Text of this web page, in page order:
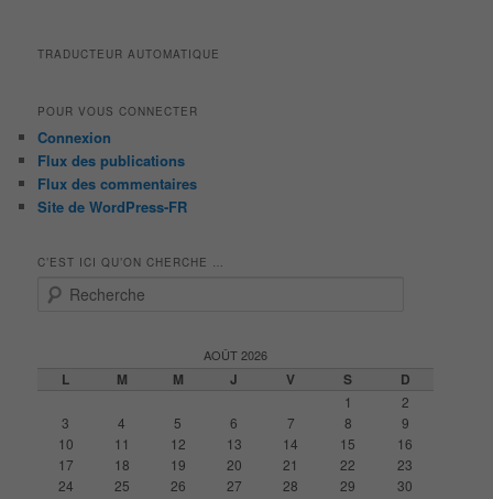
TRADUCTEUR AUTOMATIQUE
POUR VOUS CONNECTER
Connexion
Flux des publications
Flux des commentaires
Site de WordPress-FR
C’EST ICI QU’ON CHERCHE …
AOÛT 2026
L M M J V S D
1
2
3
4 5 6 7 8
9
10
11 12 13 14 15
16
17
18 19 20 21 22
23
24
25 26 27 28 29
30